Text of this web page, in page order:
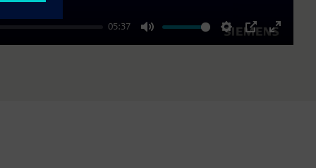
05:37
Mute Settings
PIP
Enter